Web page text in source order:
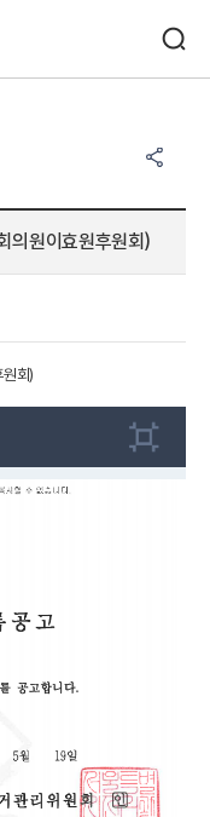
의원이효원후원회)
회)